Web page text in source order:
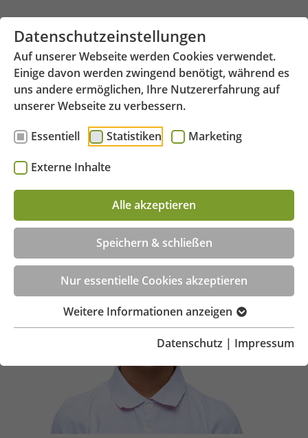
Datenschutzeinstellungen
Auf unserer Webseite werden Cookies verwendet.
Einige davon werden zwingend benötigt, während es
uns andere ermöglichen, Ihre Nutzererfahrung auf
unserer Webseite zu verbessern.
Essentiell
Statistiken Marketing
Externe Inhalte
Alle akzeptieren
Speichern & schließen
Nur essentielle Cookies akzeptieren
Weitere Informationen anzeigen
Datenschutz | Impressum
Zum Hauptinhalt springen
Hauptstraße 6 - 77756 Hausach
Beratungstermin jetzt online buchen!